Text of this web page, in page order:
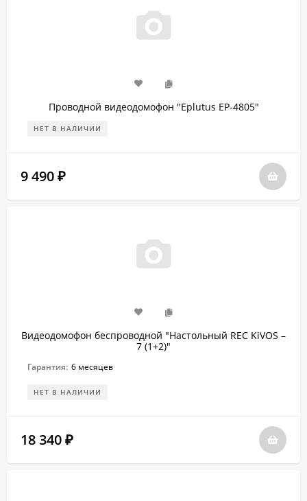
Проводной видеодомофон "Eplutus EP-4805"
НЕТ В НАЛИЧИИ
9 490 ₽
Видеодомофон беспроводной "Настольный REC KiVOS –
7 (1+2)"
Гарантия: 6 месяцев
НЕТ В НАЛИЧИИ
18 340 ₽